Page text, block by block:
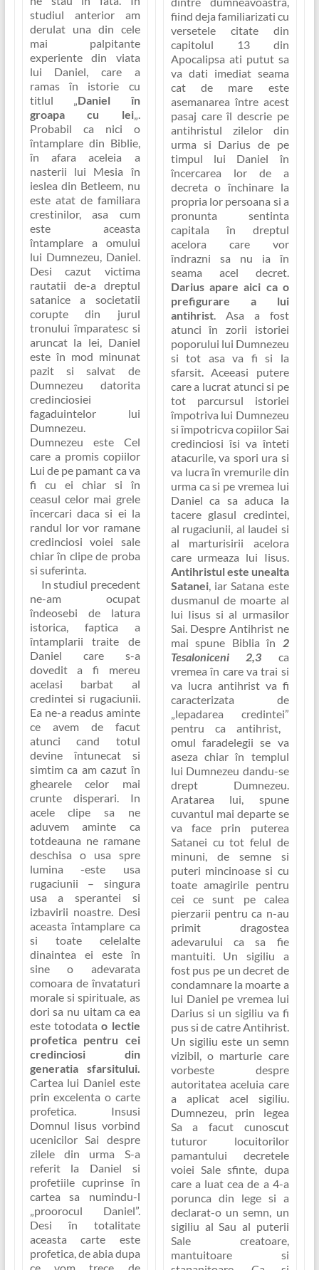
studiul anterior am
derulat una din cele
mai palpitante
experiente din viata
lui Daniel, care a
ramas în istorie cu
titlul „Daniel în
groapa cu lei„.
Probabil ca nici o
întamplare din Biblie,
în afara aceleia a
nasterii lui Mesia în
ieslea din Betleem, nu
este atat de familiara
crestinilor, asa cum
este aceasta
întamplare a omului
lui Dumnezeu, Daniel.
Desi cazut victima
rautatii de-a dreptul
satanice a societatii
corupte din jurul
tronului împaratesc si
aruncat la lei, Daniel
este în mod minunat
pazit si salvat de
Dumnezeu datorita
credinciosiei
fagaduintelor lui
Dumnezeu.
Dumnezeu este Cel
care a promis copiilor
Lui de pe pamant ca va
fi cu ei chiar si în
ceasul celor mai grele
încercari daca si ei la
randul lor vor ramane
credinciosi voiei sale
chiar în clipe de proba
si suferinta.
In studiul precedent
ne-am ocupat
îndeosebi de latura
istorica, faptica a
întamplarii traite de
Daniel care s-a
dovedit a fi mereu
acelasi barbat al
credintei si rugaciunii.
Ea ne-a readus aminte
ce avem de facut
atunci cand totul
devine întunecat si
simtim ca am cazut în
ghearele celor mai
crunte disperari. In
acele clipe sa ne
aduvem aminte ca
totdeauna ne ramane
deschisa o usa spre
lumina -este usa
rugaciunii – singura
usa a sperantei si
izbavirii noastre. Desi
aceasta întamplare ca
si toate celelalte
dinaintea ei este în
sine o adevarata
comoara de învataturi
morale si spirituale, as
dori sa nu uitam ca ea
este totodatao lectie
profetica pentru cei
credinciosi din
generatia sfarsitului.
Cartea lui Daniel este
prin excelenta o carte
profetica. Insusi
Domnul Iisus vorbind
ucenicilor Sai despre
zilele din urma S-a
referit la Daniel si
profetiile cuprinse în
cartea sa numindu-l
„proorocul Daniel”.
Desi în totalitate
aceasta carte este
profetica, de abia dupa
fiind deja familiarizati cu
versetele citate din
capitolul 13 din
Apocalipsa ati putut sa
va dati imediat seama
cat de mare este
asemanarea între acest
pasaj care îl descrie pe
antihristul zilelor din
urma si Darius de pe
timpul lui Daniel în
încercarea lor de a
decreta o închinare la
propria lor persoana si a
pronunta sentinta
capitala în dreptul
acelora care vor
îndrazni sa nu ia în
seama acel decret.
Darius apare aici ca o
prefigurare a lui
antihrist. Asa a fost
atunci în zorii istoriei
poporului lui Dumnezeu
si tot asa va fi si la
sfarsit. Aceeasi putere
care a lucrat atunci si pe
tot parcursul istoriei
împotriva lui Dumnezeu
si împotricva copiilor Sai
credinciosi îsi va înteti
atacurile, va spori ura si
va lucra în vremurile din
urma ca si pe vremea lui
Daniel ca sa aduca la
tacere glasul credintei,
al rugaciunii, al laudei si
al marturisirii acelora
care urmeaza lui Iisus.
Antihristul este unealta
Satanei, iarSatana este
dusmanul de moarte al
lui Iisus si al urmasilor
Sai. Despre Antihrist ne
mai spune Biblia în 2
Tesaloniceni 2,3 ca
vremea în care va trai si
va lucra antihrist va fi
caracterizata de
„lepadarea credintei”
pentru ca antihrist,
omul faradelegii se va
aseza chiar în templul
lui Dumnezeu dandu-se
drept Dumnezeu.
Aratarea lui, spune
cuvantul mai departe se
va face prin puterea
Satanei cu tot felul de
minuni, de semne si
puteri mincinoase si cu
toate amagirile pentru
cei ce sunt pe calea
pierzarii pentru ca n-au
primit dragostea
adevarului ca sa fie
mantuiti. Un sigiliu a
fost pus pe un decret de
condamnare la moarte a
lui Daniel pe vremea lui
Darius si un sigiliu va fi
pus si de catre Antihrist.
Un sigiliu este un semn
vizibil, o marturie care
vorbeste despre
autoritatea aceluia care
a aplicat acel sigiliu.
Dumnezeu, prin legea
Sa a facut cunoscut
tuturor locuitorilor
pamantului decretele
voiei Sale sfinte, dupa
care a luat cea de a 4-a
porunca din lege si a
declarat-o un semn, un
sigiliu al Sau al puterii
Sale creatoare,
mantuitoare si